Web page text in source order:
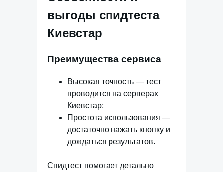
выгоды спидтеста
Киевстар
Преимущества сервиса
Высокая точность — тест
проводится на серверах
Киевстар;
Простота использования —
достаточно нажать кнопку и
дождаться результатов.
Спидтест помогает детально